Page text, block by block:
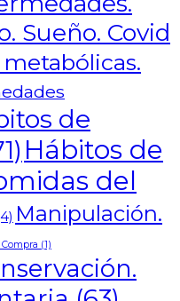
Sueño. Covid
de
Hábitos de
del
Manipulación.
(1)